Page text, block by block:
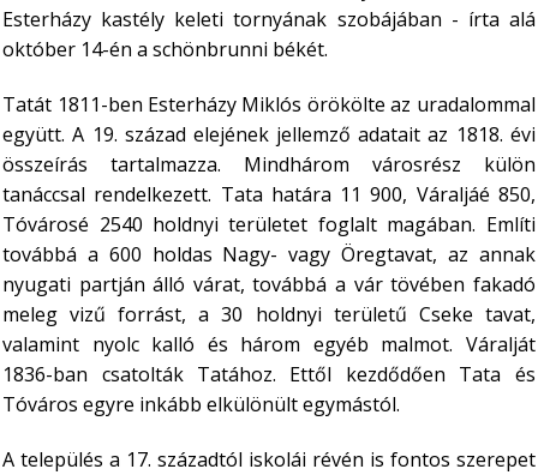
Esterházy kastély keleti tornyának szobájában - írta alá
október 14-én a schönbrunni békét.
Tatát 1811-ben Esterházy Miklós örökölte az uradalommal
együtt.A 19. század elejének jellemző adatait az 1818. évi
összeírás tartalmazza. Mindhárom városrész külön
tanáccsal rendelkezett. Tata határa 11 900, Váraljáé 850,
Tóvárosé 2540 holdnyi területet foglalt magában. Említi
továbbá a 600 holdas Nagy- vagy Öregtavat, az annak
nyugati partján álló várat, továbbá a vár tövében fakadó
meleg vizű forrást, a 30 holdnyi területű Cseke tavat,
valamint nyolc kalló és három egyéb malmot. Váralját
1836-ban csatolták Tatához. Ettől kezdődően Tata és
Tóváros egyre inkább elkülönült egymástól.
A település a 17. századtól iskolái révén is fontos szerepet